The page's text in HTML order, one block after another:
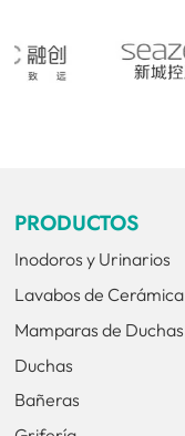
PRODUCTOS
Inodoros y Urinarios
Lavabos de Cerámica
Mamparas de Duchas
Duchas
Bañeras